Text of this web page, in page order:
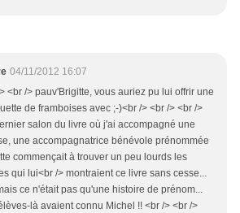
04/11/2012 16:07
<br /> pauv'Brigitte, vous auriez pu lui offrir une
de framboises avec ;-)<br /> <br /> <br />
salon du livre où j'ai accompagné une
une accompagnatrice bénévole prénommée
commençait à trouver un peu lourds les
qui lui<br /> montraient ce livre sans cesse...
ce n'était pas qu'une histoire de prénom...
là avaient connu Michel !! <br /> <br />